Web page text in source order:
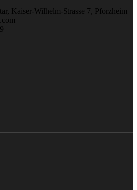
Kaiser-Wilhelm-Strasse 7, Pforzheim